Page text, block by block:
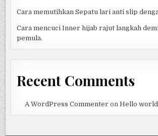
Cara memutihkan Sepatu lari anti slip
Cara mencuci Inner hijab rajut langkah
pemula.
Recent Comments
A WordPress Commenter on Hello